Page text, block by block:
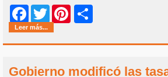
Facebook
Twitter Pinterest
Leer más...
Gobierno modificó las